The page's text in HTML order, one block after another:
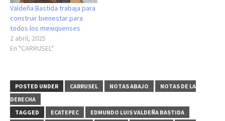
Valdeña Bastida trabaja para
construir bienestar para
todos los mexiquenses
2 abril, 2025
En "CARRUSEL"
POSTED UNDER CARRUSEL NOTAS ABAJO
NOTAS DE LA
DERECHA
TAGGED
ECATEPEC
EDMUNDO LUIS VALDEÑA BASTIDA